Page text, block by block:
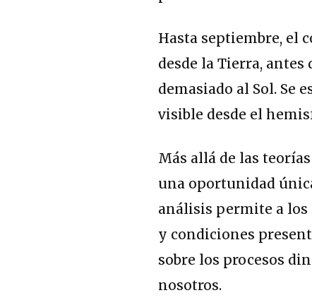
Hasta septiembre, el
desde la Tierra, antes
demasiado al Sol. Se
visible desde el
Más allá de las
una oportunidad
análisis permite a los
y condiciones
sobre los procesos
nosotros.